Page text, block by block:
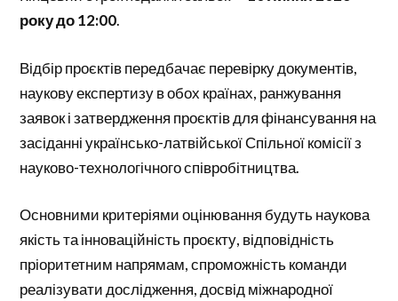
року до 12:00.
Відбір проєктів передбачає перевірку документів,
наукову експертизу в обох країнах, ранжування
заявок і затвердження проєктів для фінансування на
засіданні українсько-латвійської Спільної комісії з
науково-технологічного співробітництва.
Основними критеріями оцінювання будуть наукова
якість та інноваційність проєкту, відповідність
пріоритетним напрямам, спроможність команди
реалізувати дослідження, досвід міжнародної